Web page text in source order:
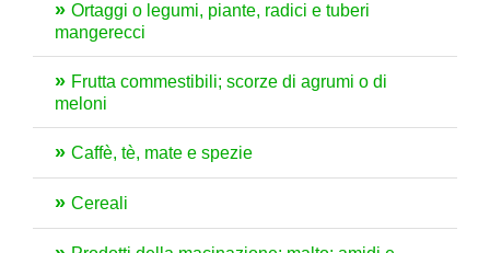
Ortaggi o legumi, piante, radici e tuberi
mangerecci
Frutta commestibili; scorze di agrumi o di
meloni
Caffè, tè, mate e spezie
Cereali